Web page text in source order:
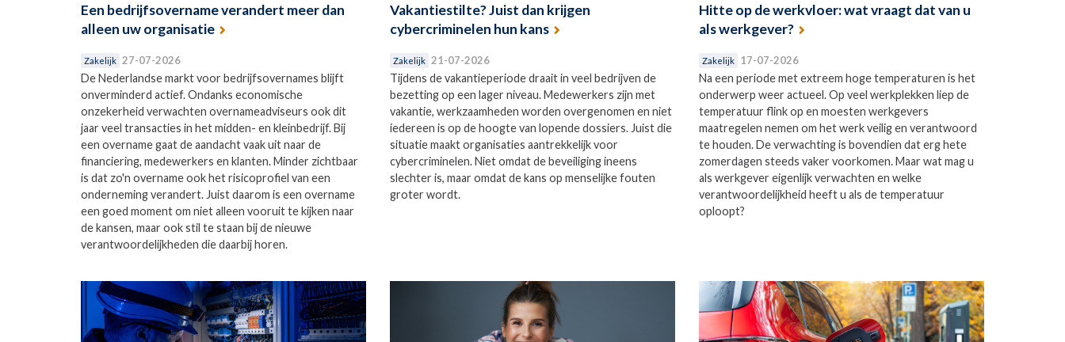
Een bedrijfsovername verandert meer dan
alleen uw organisatie
Zakelijk 27-07-2026
De Nederlandse markt voor bedrijfsovernames blijft
onverminderd actief. Ondanks economische
onzekerheid verwachten overnameadviseurs ook dit
jaar veel transacties in het midden- en kleinbedrijf. Bij
een overname gaat de aandacht vaak uit naar de
financiering, medewerkers en klanten. Minder zichtbaar
is dat zo'n overname ook het risicoprofiel van een
onderneming verandert. Juist daarom is een overname
een goed moment om niet alleen vooruit te kijken naar
de kansen, maar ook stil te staan bij de nieuwe
verantwoordelijkheden die daarbij horen.
Vakantiestilte? Juist dan krijgen
cybercriminelen hun kans
Zakelijk 21-07-2026
Tijdens de vakantieperiode draait in veel bedrijven de
bezetting op een lager niveau. Medewerkers zijn met
vakantie, werkzaamheden worden overgenomen en niet
iedereen is op de hoogte van lopende dossiers. Juist die
situatie maakt organisaties aantrekkelijk voor
cybercriminelen. Niet omdat de beveiliging ineens
slechter is, maar omdat de kans op menselijke fouten
groter wordt.
Hitte op de werkvloer: wat vraagt dat van u
als werkgever?
Zakelijk 17-07-2026
Na een periode met extreem hoge temperaturen is het
onderwerp weer actueel. Op veel werkplekken liep de
temperatuur flink op en moesten werkgevers
maatregelen nemen om het werk veilig en verantwoord
te houden. De verwachting is bovendien dat erg hete
zomerdagen steeds vaker voorkomen. Maar wat mag u
als werkgever eigenlijk verwachten en welke
verantwoordelijkheid heeft u als de temperatuur
oploopt?